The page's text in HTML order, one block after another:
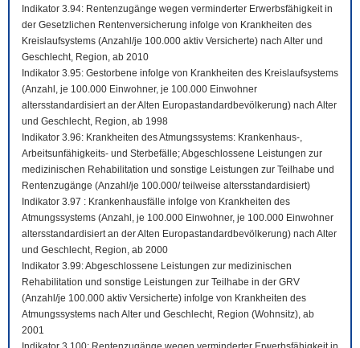
Indikator 3.94: Rentenzugänge wegen verminderter Erwerbsfähigkeit in
der Gesetzlichen Rentenversicherung infolge von Krankheiten des
Kreislaufsystems (Anzahl/je 100.000 aktiv Versicherte) nach Alter und
Geschlecht, Region, ab 2010
Indikator 3.95: Gestorbene infolge von Krankheiten des Kreislaufsystems
(Anzahl, je 100.000 Einwohner, je 100.000 Einwohner
altersstandardisiert an der Alten Europastandardbevölkerung) nach Alter
und Geschlecht, Region, ab 1998
Indikator 3.96: Krankheiten des Atmungssystems: Krankenhaus-,
Arbeitsunfähigkeits- und Sterbefälle; Abgeschlossene Leistungen zur
medizinischen Rehabilitation und sonstige Leistungen zur Teilhabe und
Rentenzugänge (Anzahl/je 100.000/ teilweise altersstandardisiert)
Indikator 3.97 : Krankenhausfälle infolge von Krankheiten des
Atmungssystems (Anzahl, je 100.000 Einwohner, je 100.000 Einwohner
altersstandardisiert an der Alten Europastandardbevölkerung) nach Alter
und Geschlecht, Region, ab 2000
Indikator 3.99: Abgeschlossene Leistungen zur medizinischen
Rehabilitation und sonstige Leistungen zur Teilhabe in der GRV
(Anzahl/je 100.000 aktiv Versicherte) infolge von Krankheiten des
Atmungssystems nach Alter und Geschlecht, Region (Wohnsitz), ab
2001